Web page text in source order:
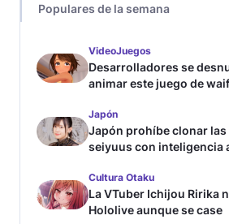
Populares de la semana
VideoJuegos
Desarrolladores se
animar este juego de
Japón
Japón prohíbe clonar las
seiyuus con inteligencia
Cultura Otaku
La VTuber Ichijou Ririka
Hololive aunque se case